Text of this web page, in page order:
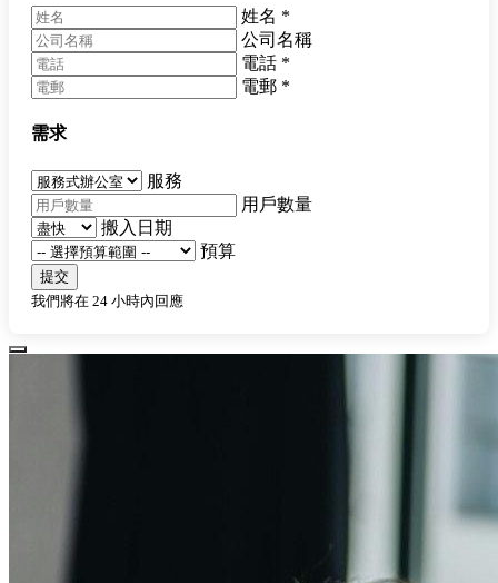
姓名 *
公司名稱
電話 *
電郵 *
需求
服務
用戶數量
搬入日期
預算
提交
我們將在 24 小時內回應